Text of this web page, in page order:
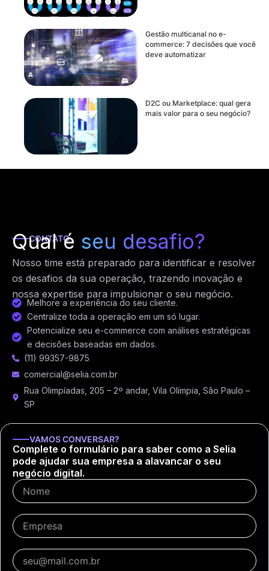
Gestão multicanal no e-
commerce: 7 decisões que você
deve automatizar
D2C ou Marketplace: qual gera
mais valor para o seu negócio?
CONTATO
Qual é seu desafio?
Nosso time está preparado para identificar e resolver
os desafios da sua operação, trazendo inovação e
nossa expertise para impulsionar o seu negócio.
Melhore a experiência do seu cliente.
Centralize toda a operação em um só lugar.
Potencialize seu e-commerce com análises estratégicas
e decisões baseadas em dados.
(11) 99357-9875
comercial@selia.com.br
Rua Olimpíadas, 205 – 2º andar, Vila Olímpia, São Paulo –
SP
VAMOS CONVERSAR?
Complete o formulário para saber como a Selia
pode ajudar sua empresa a alavancar o seu
negócio digital.